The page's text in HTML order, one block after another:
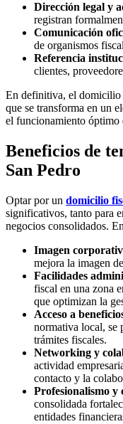
Dirección legal y
registran
Comunicación
de organismos
Referencia
clientes,
En definitiva, el domicilio
que se transforma en un
el funcionamiento óptimo
Beneficios de
San Pedro
Optar por un domicilio
significativos, tanto para
negocios consolidados.
Imagen
mejora la imagen
Facilidades
fiscal en una zona
que optimizan la
Acceso a
normativa local, se
trámites fiscales.
Networking y
actividad
contacto y la
Profesionalismo
consolidada
entidades